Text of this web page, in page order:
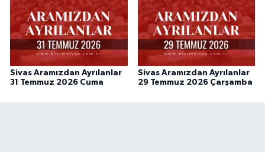
Sivas Aramızdan Ayrılanlar
31 Temmuz 2026 Cuma
Sivas Aramızdan Ayrılanlar
29 Temmuz 2026 Çarşamba